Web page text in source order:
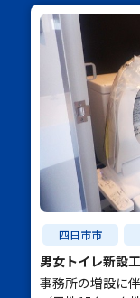
四日市市
男女トイレ新設
事務所の増設に